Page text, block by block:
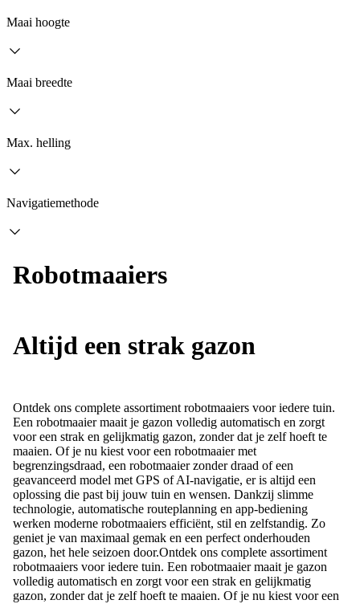
Maai hoogte
Maai breedte
Max. helling
Navigatiemethode
Robotmaaiers
Altijd een strak gazon
Ontdek ons complete assortiment robotmaaiers voor iedere tuin.
Een robotmaaier maait je gazon volledig automatisch en zorgt
voor een strak en gelijkmatig gazon, zonder dat je zelf hoeft te
maaien. Of je nu kiest voor een robotmaaier met
begrenzingsdraad, een robotmaaier zonder draad of een
geavanceerd model met GPS of AI-navigatie, er is altijd een
oplossing die past bij jouw tuin en wensen. Dankzij slimme
technologie, automatische routeplanning en app-bediening
werken moderne robotmaaiers efficiënt, stil en zelfstandig. Zo
geniet je van maximaal gemak en een perfect onderhouden
gazon, het hele seizoen door.Ontdek ons complete assortiment
robotmaaiers voor iedere tuin. Een robotmaaier maait je gazon
volledig automatisch en zorgt voor een strak en gelijkmatig
gazon, zonder dat je zelf hoeft te maaien. Of je nu kiest voor een